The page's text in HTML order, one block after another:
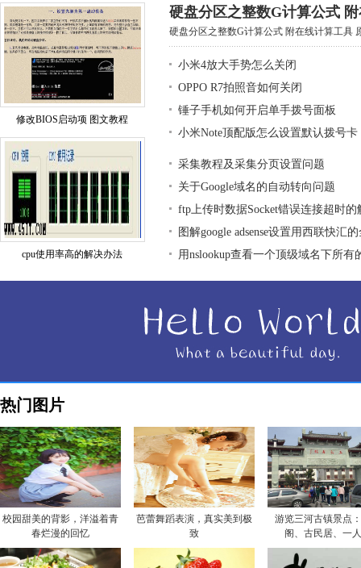
修改BIOS启动项 图文教程
cpu使用率高的解决办法
硬盘分区之整数G计算公式
硬盘分区之整数G计算公式 附在线计算工具
小米4放大手势怎么关闭
OPPO R7拍照音如何关闭
锤子手机如何开启单手拨号面板
小米Note顶配版怎么设置默认拨号卡
采集教程及采集分页设置问题
关于Google域名的自动转向问题
ftp上传时数据Socket错误连接超时的
图解google adsense设置用西联快汇
用nslookup查看一个顶级域名下所有
热门图片
校园甜美的背影，洋溢着青
春烂漫的回忆
芭蕾舞蹈表演，真实美到极
致
游览三河古镇景点
阁、古民居、一